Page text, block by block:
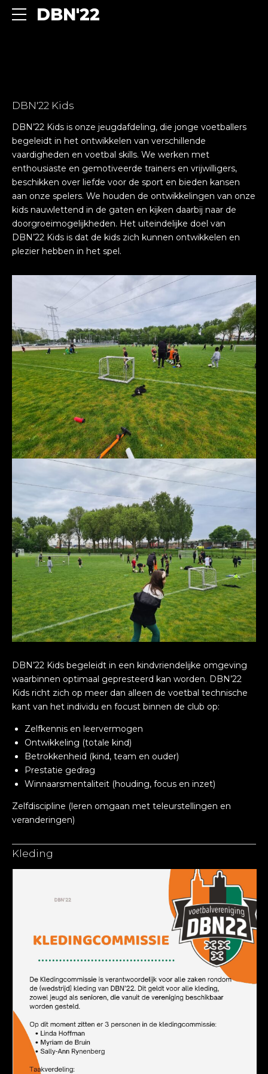
DBN'22
DBN'22 Kids
DBN’22 Kids is onze jeugdafdeling, die jonge voetballers
begeleidt in het ontwikkelen van verschillende
vaardigheden en voetbal skills. We werken met
enthousiaste en gemotiveerde trainers en vrijwilligers,
beschikken over liefde voor de sport en bieden kansen
aan onze spelers. We houden de ontwikkelingen van onze
kids nauwlettend in de gaten en kijken daarbij naar de
doorgroeimogelijkheden. Het uiteindelijke doel van
DBN’22 Kids is dat de kids zich kunnen ontwikkelen en
plezier hebben in het spel.
DBN’22 Kids begeleidt in een kindvriendelijke omgeving
waarbinnen optimaal gepresteerd kan worden. DBN’22
Kids richt zich op meer dan alleen de voetbal technische
kant van het individu en focust binnen de club op:
Zelfkennis en leervermogen
Ontwikkeling (totale kind)
Betrokkenheid (kind, team en ouder)
Prestatie gedrag
Winnaarsmentaliteit (houding, focus en inzet)
Zelfdiscipline (leren omgaan met teleurstellingen en
veranderingen)
Kleding